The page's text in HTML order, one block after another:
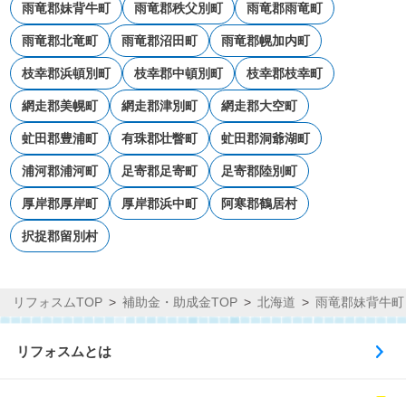
雨竜郡妹背牛町 雨竜郡秩父別町 雨竜郡雨竜町
雨竜郡北竜町 雨竜郡沼田町 雨竜郡幌加内町
枝幸郡浜頓別町 枝幸郡中頓別町 枝幸郡枝幸町
網走郡美幌町 網走郡津別町 網走郡大空町
虻田郡豊浦町 有珠郡壮瞥町 虻田郡洞爺湖町
浦河郡浦河町 足寄郡足寄町 足寄郡陸別町
厚岸郡厚岸町 厚岸郡浜中町 阿寒郡鶴居村
択捉郡留別村
リフォスムTOP 補助金・助成金TOP 北海道 雨竜郡妹背牛町
リフォスムとは